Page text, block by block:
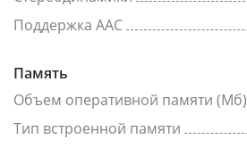
Поддержка AAC
Память
Объем оперативной памяти (Мб)
Тип встроенной памяти